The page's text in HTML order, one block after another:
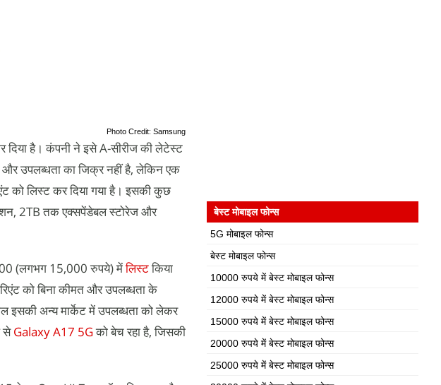
Photo Credit: Samsung
दिया है। कंपनी ने इसे A-सीरीज की लेटेस्ट
और उपलब्धता का जिक्र नहीं है, लेकिन एक
को लिस्ट कर दिया गया है। इसकी कुछ
2TB तक एक्सपेंडेबल स्टोरेज और
(लगभग 15,000 रुपये) मेंलिस्टकिया
को बिना कीमत और उपलब्धता के
इसकी अन्य मार्केट में उपलब्धता को लेकर
सेGalaxy A17 5Gको बेच रहा है, जिसकी
बेस्ट मोबाइल फोन्स
5G मोबाइल फोन्स
बेस्ट मोबाइल फोन्स
10000 रुपये में बेस्ट मोबाइल फोन्स
12000 रुपये में बेस्ट मोबाइल फोन्स
15000 रुपये में बेस्ट मोबाइल फोन्स
20000 रुपये में बेस्ट मोबाइल फोन्स
25000 रुपये में बेस्ट मोबाइल फोन्स